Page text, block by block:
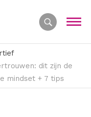
dit zijn de
mindset + 7 tips